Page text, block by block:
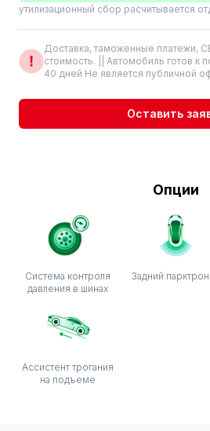
утилизационный сбор расчитывается
Доставка, таможенные платежи,
стоимость. || Автомобиль готов к
40 дней Не является публичной
Оставить
Опции
Система контроля
давления в шинах
Задний
Ассистент трогания
на подъеме